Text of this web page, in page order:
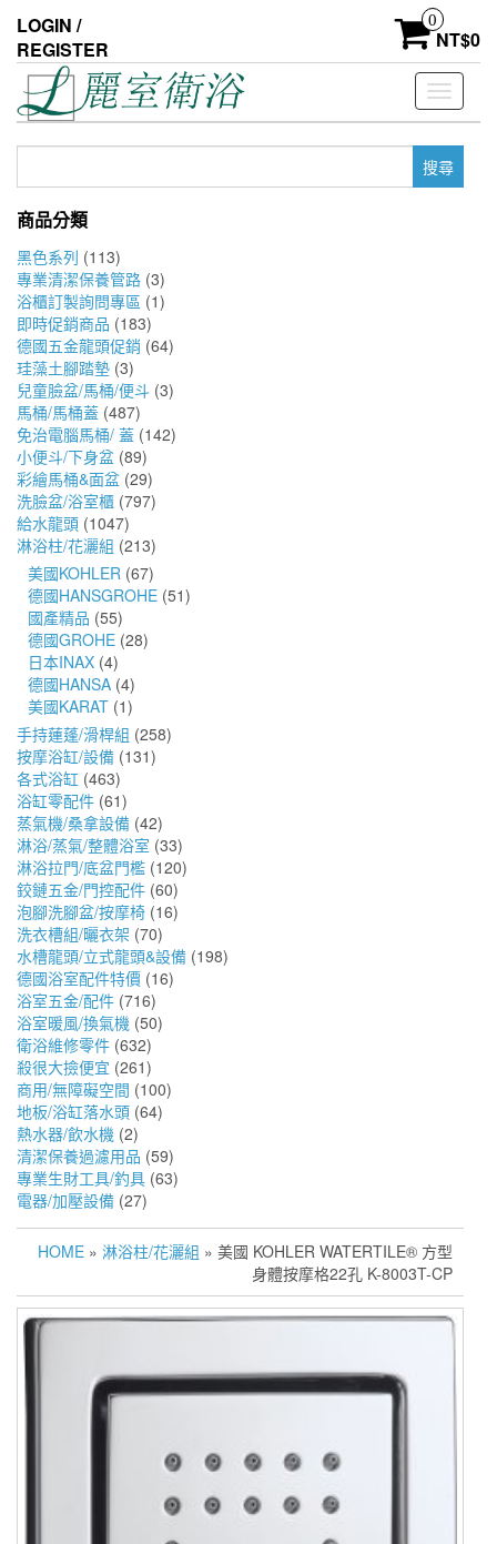
the
content
LOGIN /
REGISTER
0
NT$0
Toggle
鍵
商品分類
黑色系列 (113)
專業清潔保養管路 (3)
浴櫃訂製詢問專區 (1)
即時促銷商品 (183)
德國五金龍頭促銷 (64)
珪藻土腳踏墊 (3)
兒童臉盆/馬桶/便斗 (3)
馬桶/馬桶蓋 (487)
免治電腦馬桶/ 蓋 (142)
小便斗/下身盆 (89)
彩繪馬桶&面盆 (29)
洗臉盆/浴室櫃 (797)
給水龍頭 (1047)
淋浴柱/花灑組 (213)
美國KOHLER (67)
德國HANSGROHE (51)
國產精品 (55)
德國GROHE (28)
日本INAX (4)
德國HANSA (4)
美國KARAT (1)
手持蓮蓬/滑桿組 (258)
按摩浴缸/設備 (131)
各式浴缸 (463)
浴缸零配件 (61)
蒸氣機/桑拿設備 (42)
淋浴/蒸氣/整體浴室 (33)
淋浴拉門/底盆門檻 (120)
鉸鏈五金/門控配件 (60)
泡腳洗腳盆/按摩椅 (16)
洗衣槽組/曬衣架 (70)
水槽龍頭/立式龍頭&設備 (198)
德國浴室配件特價 (16)
浴室五金/配件 (716)
浴室暖風/換氣機 (50)
衛浴維修零件 (632)
殺很大撿便宜 (261)
商用/無障礙空間 (100)
地板/浴缸落水頭 (64)
熱水器/飲水機 (2)
清潔保養過濾用品 (59)
專業生財工具/釣具 (63)
電器/加壓設備 (27)
HOME » 淋浴柱/花灑組 » 美國 KOHLER WATERTILE® 方型
身體按摩格22孔 K-8003T-CP